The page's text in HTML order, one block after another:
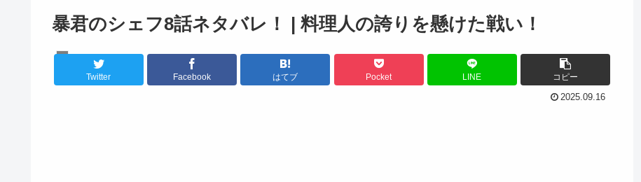
暴君のシェフ8話ネタバレ！ | 料理人の誇りを懸けた戦い！
韓国ドラマ
Twitter Facebook はてブ Pocket LINE コピー
2025.09.16